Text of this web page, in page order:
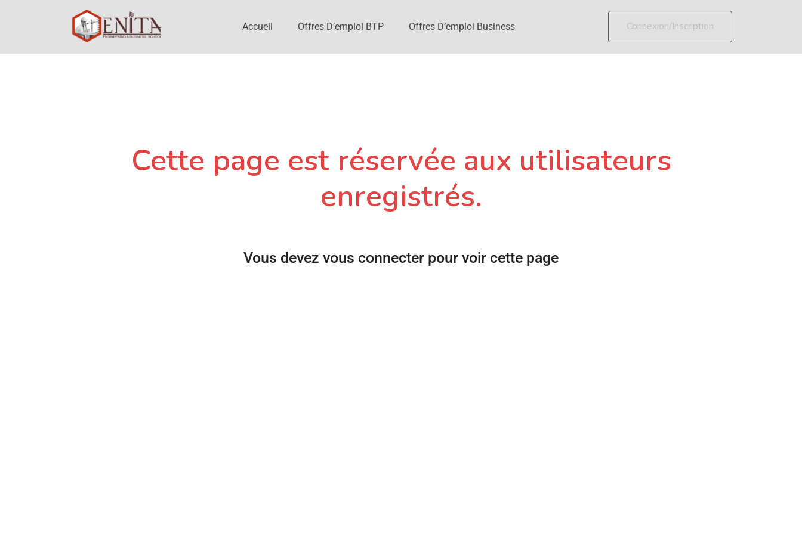
Accueil Offres D’emploi BTP Offres D’emploi Business Connexion/Inscription
Cette page est réservée aux utilisateurs
enregistrés.
Vous devez vous connecter pour voir cette page